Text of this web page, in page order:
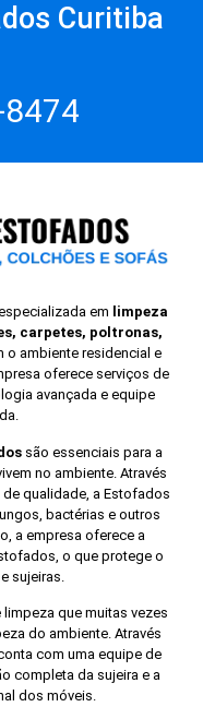
Curitiba
em
limpeza
carpetes, poltronas,
o ambiente residencial e
oferece serviços de
avançada e equipe
são essenciais para a
no ambiente. Através
qualidade, a Estofados
bactérias e outros
a empresa oferece a
o que protege o
sujeiras.
que muitas vezes
do ambiente. Através
com uma equipe de
completa da sujeira e a
dos móveis.